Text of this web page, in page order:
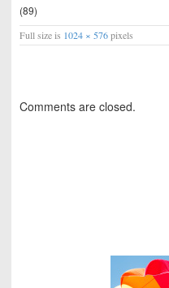
(89)
Full size is 1024 × 576pixels
Comments are closed.